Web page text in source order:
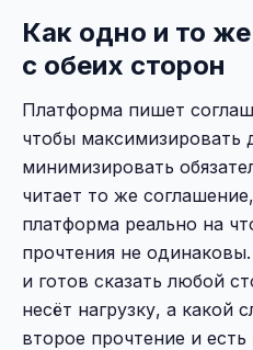
Как одно и то
с обеих сторон
Платформа пишет
чтобы максимизировать
минимизировать
читает то же
платформа реально на
прочтения не
и готов сказать любой
несёт нагрузку, а какой
второе прочтение и есть